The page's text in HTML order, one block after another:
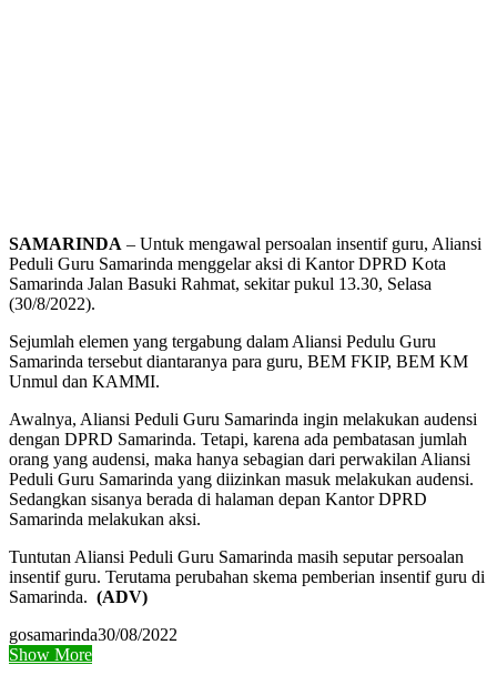
SAMARINDA – Untuk mengawal persoalan insentif guru, Aliansi
Peduli Guru Samarinda menggelar aksi di Kantor DPRD Kota
Samarinda Jalan Basuki Rahmat, sekitar pukul 13.30, Selasa
(30/8/2022).
Sejumlah elemen yang tergabung dalam Aliansi Pedulu Guru
Samarinda tersebut diantaranya para guru, BEM FKIP, BEM KM
Unmul dan KAMMI.
Awalnya, Aliansi Peduli Guru Samarinda ingin melakukan audensi
dengan DPRD Samarinda. Tetapi, karena ada pembatasan jumlah
orang yang audensi, maka hanya sebagian dari perwakilan Aliansi
Peduli Guru Samarinda yang diizinkan masuk melakukan audensi.
Sedangkan sisanya berada di halaman depan Kantor DPRD
Samarinda melakukan aksi.
Tuntutan Aliansi Peduli Guru Samarinda masih seputar persoalan
insentif guru. Terutama perubahan skema pemberian insentif guru di
Samarinda. (ADV)
gosamarinda30/08/2022
Show More